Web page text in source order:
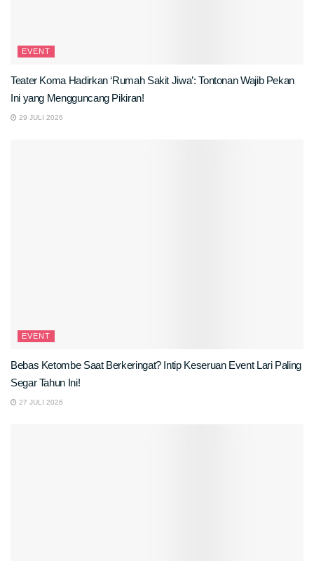
EVENT
Teater Koma Hadirkan ‘Rumah Sakit Jiwa’: Tontonan Wajib Pekan
Ini yang Mengguncang Pikiran!
29 JULI 2026
EVENT
Bebas Ketombe Saat Berkeringat? Intip Keseruan Event Lari Paling
Segar Tahun Ini!
27 JULI 2026